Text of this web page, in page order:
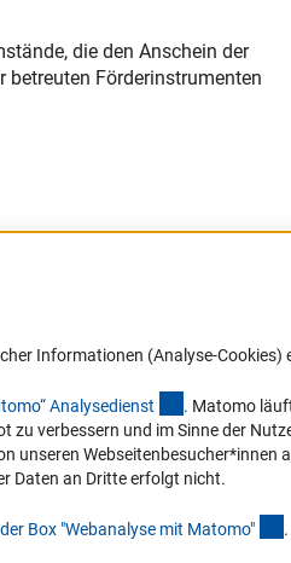
die den Anschein der
betreuten Förderinstrumenten
haben Fragen oder möchten einen
Informationen (Analyse-Cookies)
Analysedienst (externer Link)
. Matomo
verbessern und im Sinne der
Webseitenbesucher*innen
Daten an Dritte erfolgt nicht.
Box "Webanalyse mit Matomo" .